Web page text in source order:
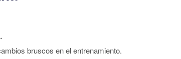
bruscos en el entrenamiento.